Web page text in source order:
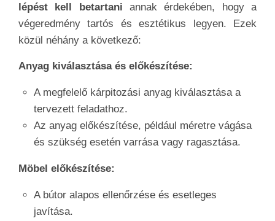
lépést kell betartani annak érdekében, hogy a
végeredmény tartós és esztétikus legyen. Ezek
közül néhány a következő:
Anyag kiválasztása és előkészítése:
A megfelelő kárpitozási anyag kiválasztása a
tervezett feladathoz.
Az anyag előkészítése, például méretre vágása
és szükség esetén varrása vagy ragasztása.
Möbel előkészítése:
A bútor alapos ellenőrzése és esetleges
javítása.